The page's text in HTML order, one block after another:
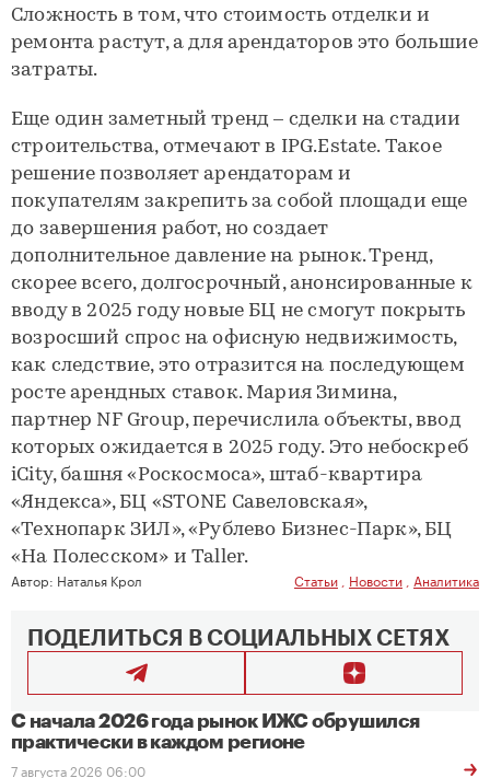
Сложность в том, что стоимость отделки и
ремонта растут, а для арендаторов это большие
затраты.
Еще один заметный тренд – сделки на стадии
строительства, отмечают в IPG.Estate. Такое
решение позволяет арендаторам и
покупателям закрепить за собой площади еще
до завершения работ, но создает
дополнительное давление на рынок. Тренд,
скорее всего, долгосрочный, анонсированные к
вводу в 2025 году новые БЦ не смогут покрыть
возросший спрос на офисную недвижимость,
как следствие, это отразится на последующем
росте арендных ставок. Мария Зимина,
партнер NF Group, перечислила объекты, ввод
которых ожидается в 2025 году. Это небоскреб
iCity, башня «Роскосмоса», штаб-квартира
«Яндекса», БЦ «STONE Савеловская»,
«Технопарк ЗИЛ», «Рублево Бизнес-Парк», БЦ
«На Полесском» и Taller.
Автор: Наталья Крол Статьи Новости Аналитика
ПОДЕЛИТЬСЯ В СОЦИАЛЬНЫХ СЕТЯХ
С начала 2026 года рынок ИЖС обрушился
практически в каждом регионе
7 августа 2026 06:00